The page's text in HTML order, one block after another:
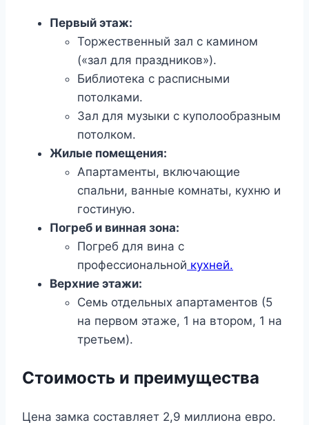
Первый этаж:
Торжественный зал с камином
(«зал для праздников»).
Библиотека с расписными
потолками.
Зал для музыки с куполообразным
потолком.
Жилые помещения:
Апартаменты, включающие
спальни, ванные комнаты, кухню и
гостиную.
Погреб и винная зона:
Погреб для вина с
профессиональной кухней.
Верхние этажи:
Семь отдельных апартаментов (5
на первом этаже, 1 на втором, 1 на
третьем).
Стоимость и преимущества
Цена замка составляет 2,9 миллиона евро.